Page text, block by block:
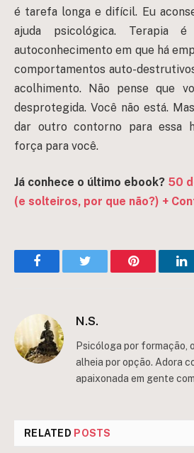
é tarefa longa e difícil. Eu
ajuda psicológica. Terapia
autoconhecimento em que há
comportamentos auto-
acolhimento. Não pense que
desprotegida. Você não está.
dar outro contorno para essa
força para você.
Já conhece o último ebook? 50
(e solteiros, por que não?) +
FacebookTwitter Pinterest
N.S.
Psicóloga por formação,
alheia por opção. Adora
apaixonada em gente
RELATED POSTS